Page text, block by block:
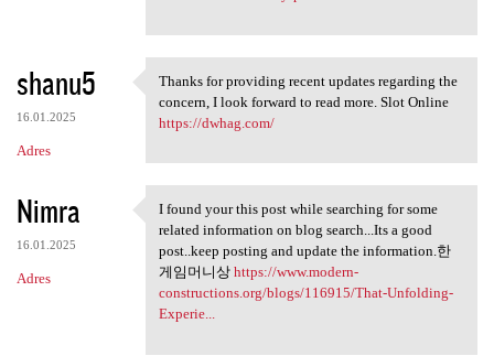
shanu5
16.01.2025
Adres
Thanks for providing recent
Thanks for providing recent updates regarding the
concern, I look forward to read more. Slot Online
https://dwhag.com/
Nimra
16.01.2025
Adres
I found your this post while
I found your this post while searching for some
related information on blog search...Its a good
post..keep posting and update the information.한
게임머니상 https://www.modern-
constructions.org/blogs/116915/That-Unfolding-
Experie...